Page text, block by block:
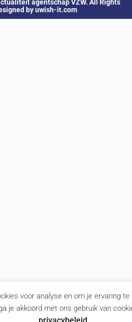
voor analyse en om je ervaring
je akkoord met ons gebruik van
agentschap VZW. All Rights
by uwish-it.com